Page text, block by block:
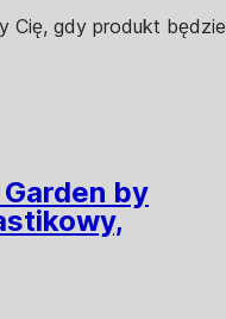
Cię, gdy produkt będzie
by